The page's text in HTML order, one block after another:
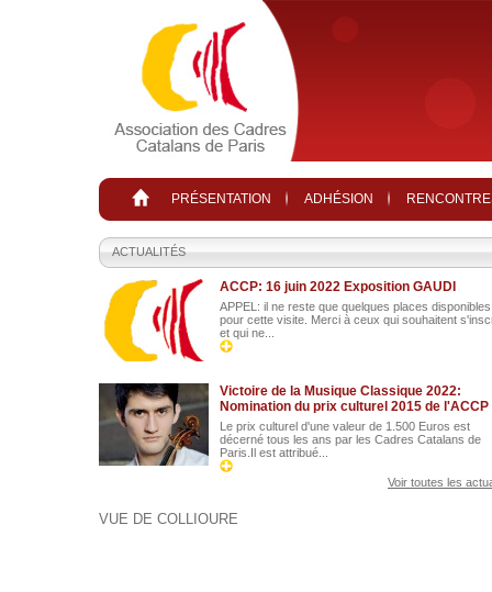
PRÉSENTATION ADHÉSION
ACTUALITÉS
ACCP: 16 juin 2022 Exposition GAUDI
APPEL: il ne reste que quelques places disponibles
pour cette visite. Merci à ceux qui souhaitent
et qui ne...
Victoire de la Musique Classique 2022:
Nomination du prix culturel 2015 de l'ACCP
Le prix culturel d'une valeur de 1.500 Euros est
décerné tous les ans par les Cadres Catalans de
Paris.Il est attribué...
Voir toutes les
VUE DE COLLIOURE